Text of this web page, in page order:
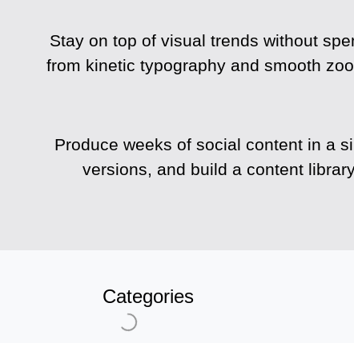
Stay on top of visual trends without
from kinetic typography and smooth
Produce weeks of social content in a
versions, and build a content
Categories